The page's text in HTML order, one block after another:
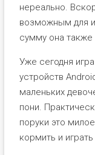
нереально.
возможным для
сумму она также
Уже сегодня
устройств
маленьких
пони.
поруки это
кормить и